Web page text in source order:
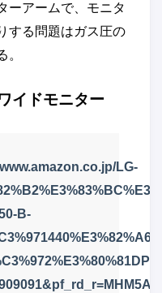
ーアームで、モニタ
する問題はガス圧の
。
イドモニター
LG-
B-